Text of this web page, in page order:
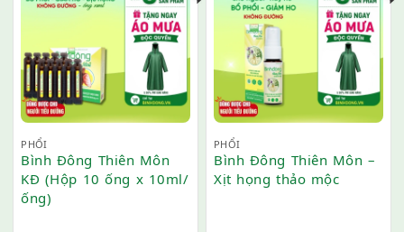
PHỔI
Bình Đông Thiên Môn
KĐ (Hộp 10 ống x 10ml/
ống)
PHỔI
Bình Đông Thiên Môn –
Xịt họng thảo mộc